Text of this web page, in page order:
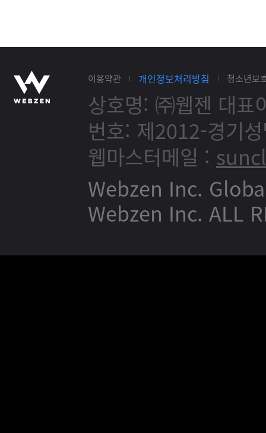
이용약관 개인정보처리방침 청소년보
상호명: ㈜웹젠 대표
번호: 제2012-경기
웹마스터메일 :
Webzen Inc.
Webzen Inc. ALL